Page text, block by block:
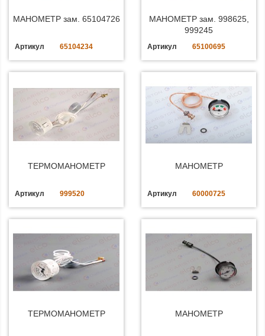
МАНОМЕТР зам. 65104726
Артикул 65104234
МАНОМЕТР зам. 998625,
999245
Артикул 65100695
ТЕРМОМАНОМЕТР
Артикул 999520
МАНОМЕТР
Артикул 60000725
ТЕРМОМАНОМЕТР МАНОМЕТР